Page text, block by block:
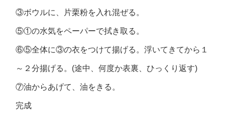
③ボウルに、片栗粉を入れ混ぜる。
⑤①の水気をペーパーで拭き取る。
⑥⑤全体に③の衣をつけて揚げる。浮いてきてから１
～２分揚げる。(途中、何度か表裏、ひっくり返す)
⑦油からあげて、油をきる。
完成